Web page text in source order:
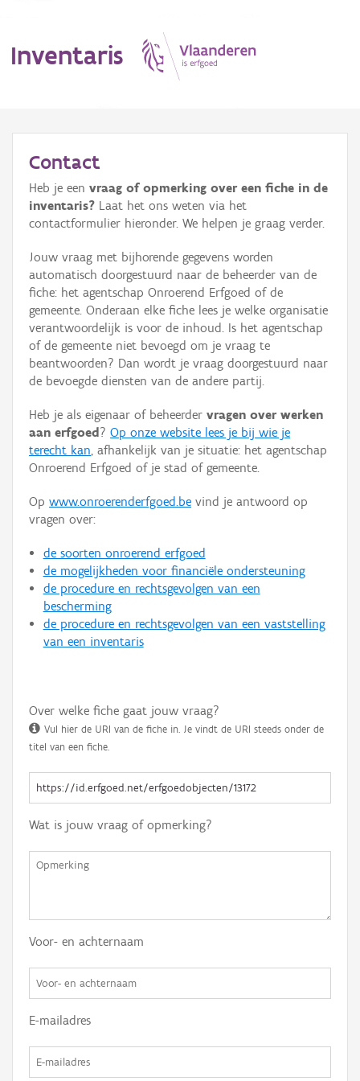
Inventaris
Erfgoedobject
Aanduidingsobject
Waarneming
Thema
Gebeurtenis
Persoon of collectief
Hergebruik
Aanmelden
Contact
Heb je een vraag of opmerking over een fiche in de
inventaris? Laat het ons weten via het
contactformulier hieronder. We helpen je graag verder.
Jouw vraag met bijhorende gegevens worden
automatisch doorgestuurd naar de beheerder van de
fiche: het agentschap Onroerend Erfgoed of de
gemeente. Onderaan elke fiche lees je welke organisatie
verantwoordelijk is voor de inhoud. Is het agentschap
of de gemeente niet bevoegd om je vraag te
beantwoorden? Dan wordt je vraag doorgestuurd naar
de bevoegde diensten van de andere partij.
Heb je als eigenaar of beheerder vragen over werken
aan erfgoed ? Op onze website lees je bij wie je
terecht kan, afhankelijk van je situatie: het agentschap
Onroerend Erfgoed of je stad of gemeente.
Op www.onroerenderfgoed.be vind je antwoord op
vragen over:
de soorten onroerend erfgoed
de mogelijkheden voor financiële ondersteuning
de procedure en rechtsgevolgen van een
bescherming
de procedure en rechtsgevolgen van een vaststelling
van een inventaris
Over welke fiche gaat jouw vraag?
Vul hier de URI van de fiche in. Je vindt de URI steeds onder de
titel van een fiche.
Wat is jouw vraag of opmerking?
Voor- en achternaam
E-mailadres